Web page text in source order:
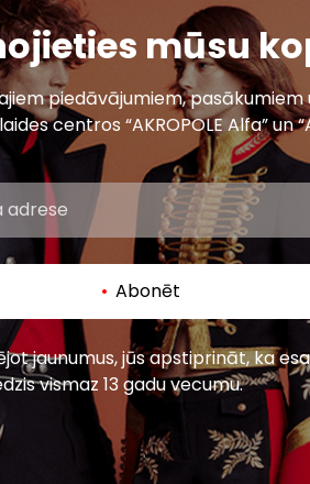
mūsu
piedāvājumiem,
centros “AKROPOLE Alfa” un
Abonēt
jaunumus, jūs apstiprināt, ka
vismaz 13 gadu vecumu.